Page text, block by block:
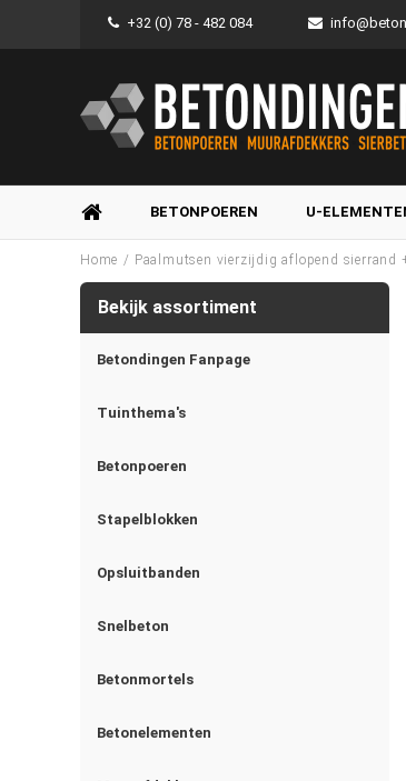
+32 (0) 78 - 482 084
BETONPOEREN U-
Home / Paalmutsen vierzijdig aflopend sierrand
Bekijk assortiment
Betondingen Fanpage
Tuinthema's
Betonpoeren
Stapelblokken
Opsluitbanden
Snelbeton
Betonmortels
Betonelementen